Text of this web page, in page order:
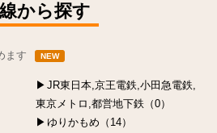
から探す
ます NEW
JR東日本,京王電鉄,小田急電鉄,
東京メトロ,都営地下鉄（0）
ゆりかもめ（14）